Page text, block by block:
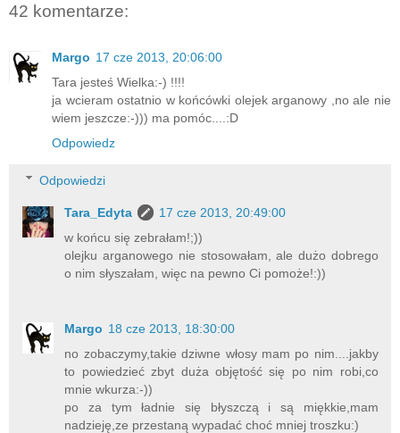
42 komentarze:
Margo 17 cze 2013, 20:06:00
Tara jesteś Wielka:-) !!!!
ja wcieram ostatnio w końcówki olejek arganowy ,no ale nie
wiem jeszcze:-))) ma pomóc....:D
Odpowiedz
Odpowiedzi
Tara_Edyta
17 cze 2013, 20:49:00
w końcu się zebrałam!;))
olejku arganowego nie stosowałam, ale dużo dobrego
o nim słyszałam, więc na pewno Ci pomoże!:))
Margo 18 cze 2013, 18:30:00
no zobaczymy,takie dziwne włosy mam po nim....jakby
to powiedzieć zbyt duża objętość się po nim robi,co
mnie wkurza:-))
po za tym ładnie się błyszczą i są miękkie,mam
nadzieję,ze przestaną wypadać choć mniej troszku:)